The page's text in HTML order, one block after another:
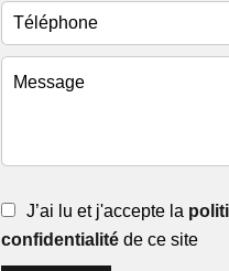
J’ai lu et j'accepte la
confidentialité de ce site